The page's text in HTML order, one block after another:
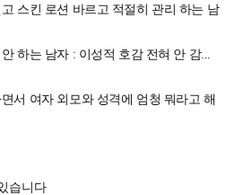
스킨 로션 바르고 적절히 관리 하는 남
하는 남자 : 이성적 호감 전혀 안 감...
서 여자 외모와 성격에 엄청 뭐라고 해
습니다